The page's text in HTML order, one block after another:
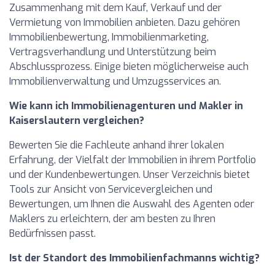
Zusammenhang mit dem Kauf, Verkauf und der
Vermietung von Immobilien anbieten. Dazu gehören
Immobilienbewertung, Immobilienmarketing,
Vertragsverhandlung und Unterstützung beim
Abschlussprozess. Einige bieten möglicherweise auch
Immobilienverwaltung und Umzugsservices an.
Wie kann ich Immobilienagenturen und Makler in
Kaiserslautern vergleichen?
Bewerten Sie die Fachleute anhand ihrer lokalen
Erfahrung, der Vielfalt der Immobilien in ihrem Portfolio
und der Kundenbewertungen. Unser Verzeichnis bietet
Tools zur Ansicht von Servicevergleichen und
Bewertungen, um Ihnen die Auswahl des Agenten oder
Maklers zu erleichtern, der am besten zu Ihren
Bedürfnissen passt.
Ist der Standort des Immobilienfachmanns wichtig?